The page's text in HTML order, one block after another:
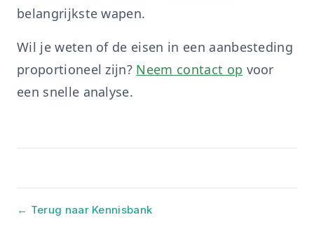
belangrijkste wapen.
Wil je weten of de eisen in een aanbesteding
proportioneel zijn? Neem contact op voor
een snelle analyse.
← Terug naar Kennisbank